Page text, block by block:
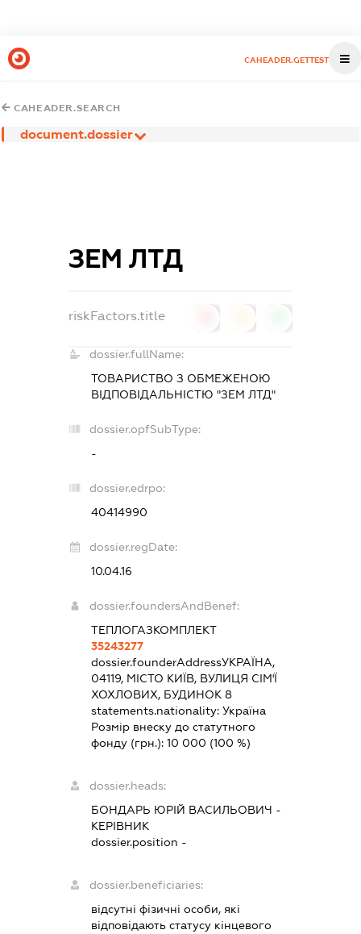
CAHEADER.GETTEST
CAHEADER.SEARCH
document.dossier
ЗЕМ ЛТД
riskFactors.title
dossier.fullName:
ТОВАРИСТВО З ОБМЕЖЕНОЮ
ВІДПОВІДАЛЬНІСТЮ "ЗЕМ ЛТД"
dossier.opfSubType:
-
dossier.edrpo:
40414990
dossier.regDate:
10.04.16
dossier.foundersAndBenef:
ТЕПЛОГАЗКОМПЛЕКТ
35243277
dossier.founderAddressУКРАЇНА,
04119, МІСТО КИЇВ, ВУЛИЦЯ СІМ'Ї
ХОХЛОВИХ, БУДИНОК 8
statements.nationality:Україна
Розмір внеску до статутного
фонду (грн.):10 000 (100 %)
dossier.heads:
БОНДАРЬ ЮРІЙ ВАСИЛЬОВИЧ -
КЕРІВНИК
dossier.position -
dossier.beneficiaries:
відсутні фізичні особи, які
відповідають статусу кінцевого